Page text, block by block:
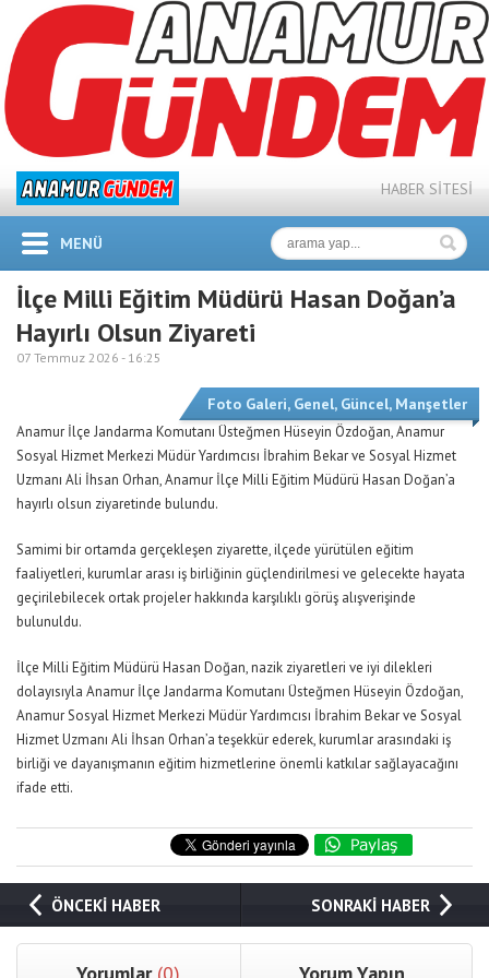
HABER SİTESİ
MENÜ
İlçe Milli Eğitim Müdürü Hasan Doğan’a
Hayırlı Olsun Ziyareti
07 Temmuz 2026 - 16:25
Foto Galeri, Genel, Güncel, Manşetler
Anamur İlçe Jandarma Komutanı Üsteğmen Hüseyin Özdoğan, Anamur
Sosyal Hizmet Merkezi Müdür Yardımcısı İbrahim Bekar ve Sosyal Hizmet
Uzmanı Ali İhsan Orhan, Anamur İlçe Milli Eğitim Müdürü Hasan Doğan’a
hayırlı olsun ziyaretinde bulundu.
Samimi bir ortamda gerçekleşen ziyarette, ilçede yürütülen eğitim
faaliyetleri, kurumlar arası iş birliğinin güçlendirilmesi ve gelecekte hayata
geçirilebilecek ortak projeler hakkında karşılıklı görüş alışverişinde
bulunuldu.
İlçe Milli Eğitim Müdürü Hasan Doğan, nazik ziyaretleri ve iyi dilekleri
dolayısıyla Anamur İlçe Jandarma Komutanı Üsteğmen Hüseyin Özdoğan,
Anamur Sosyal Hizmet Merkezi Müdür Yardımcısı İbrahim Bekar ve Sosyal
Hizmet Uzmanı Ali İhsan Orhan’a teşekkür ederek, kurumlar arasındaki iş
birliği ve dayanışmanın eğitim hizmetlerine önemli katkılar sağlayacağını
ifade etti.
ÖNCEKİ HABER SONRAKİ HABER
Yorumlar (0) Yorum Yapın